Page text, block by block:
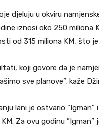
djeluju u okviru
iznosi oko 250 miliona
od 315 miliona KM, što
koji govore da je
sve planove”, kaže
lani je ostvario ”Igman”
Za ovu godinu